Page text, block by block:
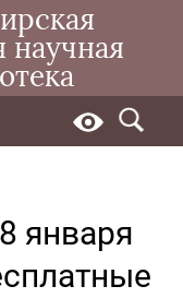
научная
января